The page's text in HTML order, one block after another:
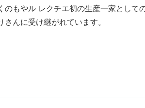
のもやル レクチエ初の生産一家とし
んに受け継がれています。